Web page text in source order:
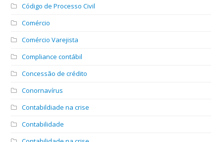
Código de Processo Civil
Comércio
Comércio Varejista
Compliance contábil
Concessão de crédito
Conornavírus
Contabildiade na crise
Contabilidade